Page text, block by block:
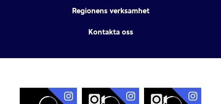
Regionens verksamhet
Kontakta oss